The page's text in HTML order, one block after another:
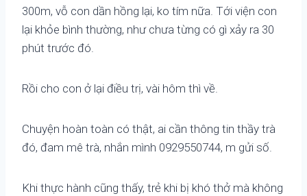
300m, vỗ con dần hồng lại, ko tím nữa. Tới viện con
lại khỏe bình thường, như chưa từng có gì xảy ra 30
phút trước đó.
Rồi cho con ở lại điều trị, vài hôm thì về.
Chuyện hoàn toàn có thật, ai cần thông tin thầy trà
đó, đam mê trà, nhắn mình 0929550744, m gửi số.
Khi thực hành cũng thấy, trẻ khi bị khó thở mà không